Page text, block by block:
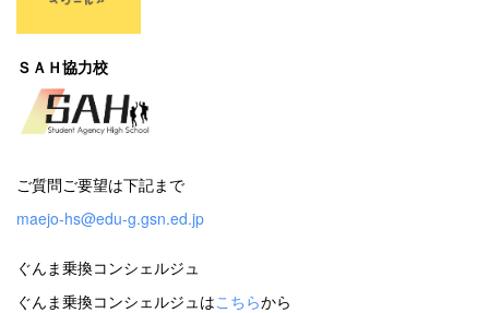
ＳＡＨ協力校
ご質問ご要望は下記まで
maejo-hs@edu-g.gsn.ed.jp
ぐんま乗換コンシェルジュ
ぐんま乗換コンシェルジュはこちらから